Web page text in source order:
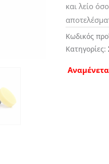
και λείο
Κωδικός
Κατηγορίες: